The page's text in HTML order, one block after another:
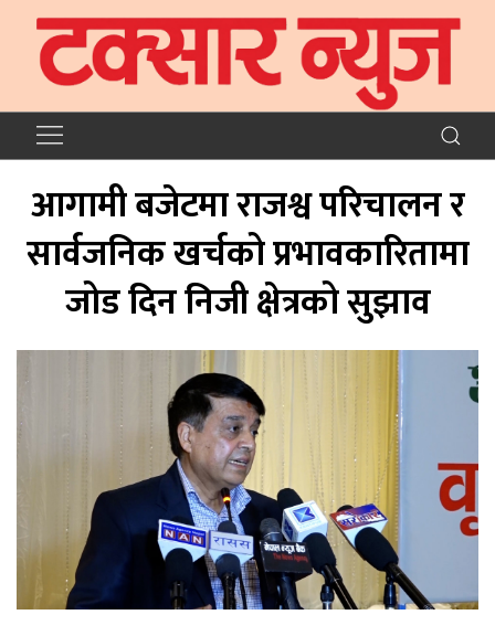
आगामी बजेटमा राजश्व परिचालन र
सार्वजनिक खर्चको प्रभावकारितामा
जोड दिन निजी क्षेत्रको सुझाव